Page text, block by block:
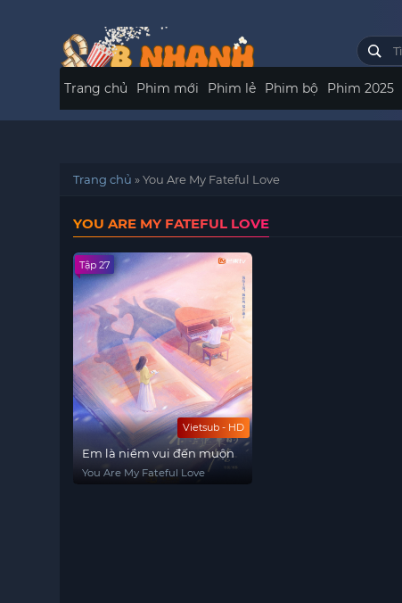
Trang chủ Phim mới Phim lẻ Phim bộ Phim 2025
Trang chủ »You Are My Fateful Love
YOU ARE MY FATEFUL LOVE
Vietsub - HD
Tập 27
Em là niềm vui đến muộn
You Are My Fateful Love